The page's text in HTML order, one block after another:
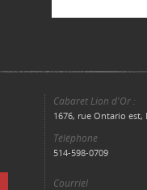
Cabaret Lion d'Or :
1676, rue Ontario est,
Téléphone
514-598-0709
Courriel